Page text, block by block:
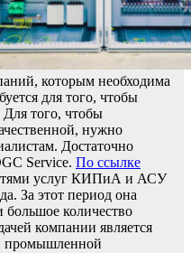
которым необходима
для того, чтобы
Для того, чтобы
нужно
Достаточно
Service. По ссылке
услуг КИПиА и АСУ
За этот период она
количество
компании является
промышленной